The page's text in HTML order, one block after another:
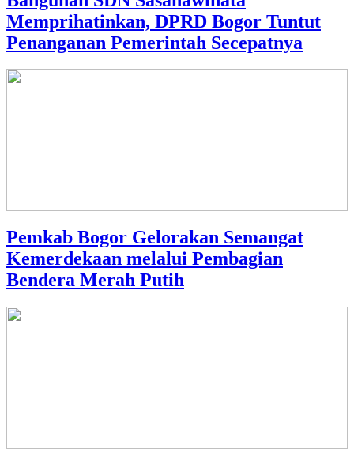
Memprihatinkan, DPRD Bogor Tuntut
Penanganan Pemerintah Secepatnya
Pemkab Bogor Gelorakan Semangat
Kemerdekaan melalui Pembagian
Bendera Merah Putih